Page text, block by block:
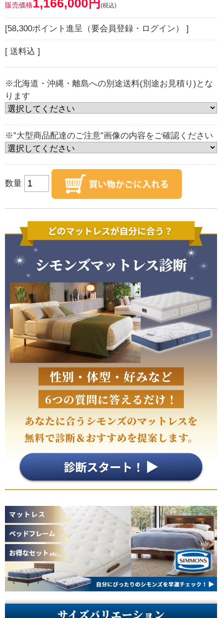
販売価格1,166,000円 (税込)
[58,300ポイント進呈（要会員登録・ログイン） ]
[ 送料込 ]
※北海道・沖縄・離島への別途送料(別途お見積り)とな
ります
※”大型商品配達のご注意”画像の内容をご確認ください
数量